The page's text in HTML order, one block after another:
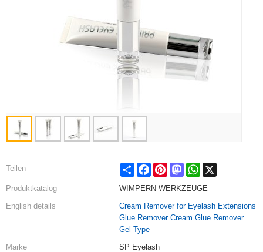
Teilen Share FacebookPinterestMastodonWhatsApp
Produktkatalog
WIMPERN-WERKZEUGE
English details
Cream Remover for Eyelash Extensions
Glue Remover Cream Glue Remover
Gel Type
Marke
SP Eyelash